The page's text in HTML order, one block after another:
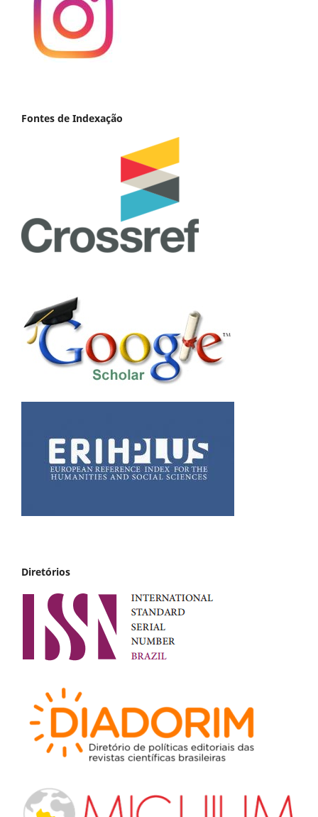
Fontes de Indexação
Diretórios